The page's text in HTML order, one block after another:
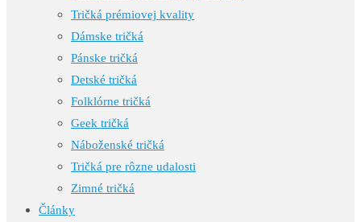
Tričká prémiovej kvality
Dámske tričká
Pánske tričká
Detské tričká
Folklórne tričká
Geek tričká
Náboženské tričká
Tričká pre rôzne udalosti
Zimné tričká
Články